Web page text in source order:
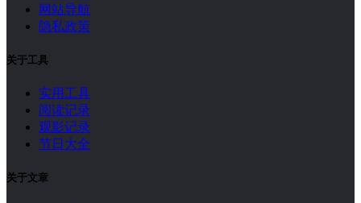
网站导航
隐私政策
关于工具
实用工具
阅读记录
观影记录
节日大全
关于文章